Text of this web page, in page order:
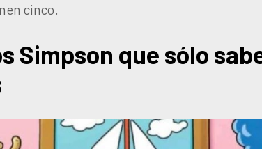
cinco.
Simpson que sólo